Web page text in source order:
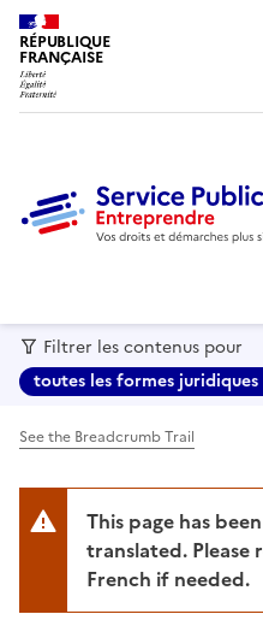
RÉPUBLIQUE
FRANÇAISE
Filtrer les contenus pour
toutes les formes juridiques
See the Breadcrumb Trail
This page has been automatically
translated. Please
French if needed.